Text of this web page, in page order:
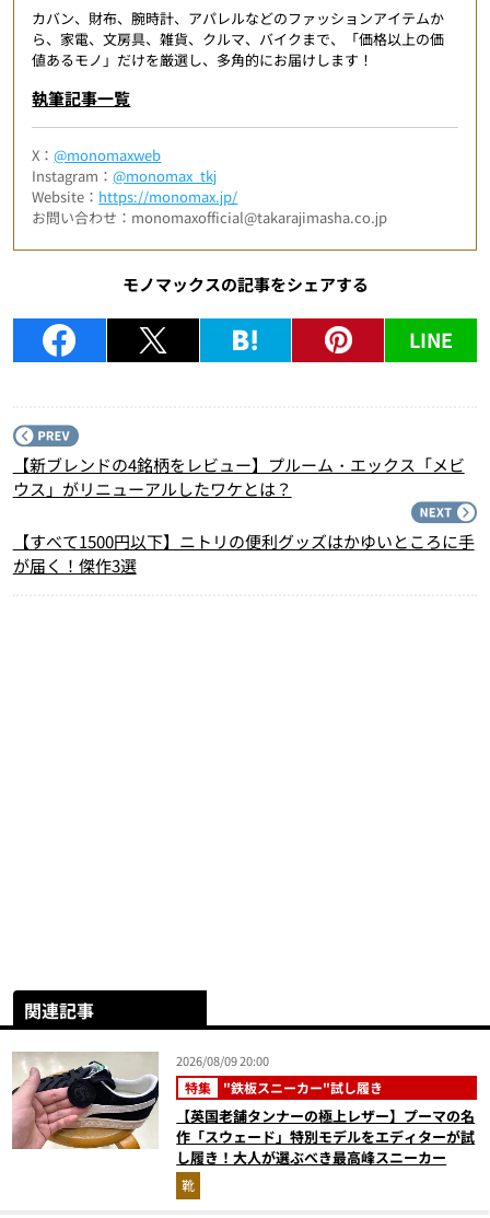
カバン、財布、腕時計、アパレルなどのファッションアイテムか
ら、家電、文房具、雑貨、クルマ、バイクまで、「価格以上の価
値あるモノ」だけを厳選し、多角的にお届けします！
執筆記事一覧
X：@monomaxweb
Instagram：@monomax_tkj
Website： https://monomax.jp/
お問い合わせ：monomaxofficial@takarajimasha.co.jp
モノマックスの記事をシェアする
LINE
【新ブレンドの4銘柄をレビュー】プルーム・エックス「メビ
ウス」がリニューアルしたワケとは？
【すべて1500円以下】ニトリの便利グッズはかゆいところに手
が届く！傑作3選
関連記事
2026/08/09 20:00
特集 "鉄板スニーカー"試し履き
【英国老舗タンナーの極上レザー】プーマの名
作「スウェード」特別モデルをエディターが試
し履き！大人が選ぶべき最高峰スニーカー
靴